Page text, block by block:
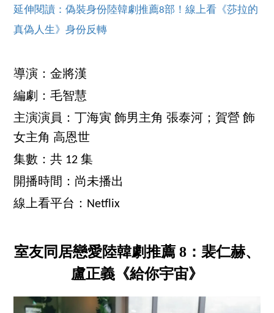
延伸閱讀：偽裝身份陸韓劇推薦8部！線上看《莎拉的
真偽人生》身份反轉
導演：金將漢
編劇：毛智慧
主演演員：丁海寅 飾男主角 張泰河；賀營 飾
女主角 高恩世
集數：共 12 集
開播時間：尚未播出
線上看平台：Netflix
室友同居戀愛陸韓劇推薦 8：裴仁赫、
盧正義《給你宇宙》